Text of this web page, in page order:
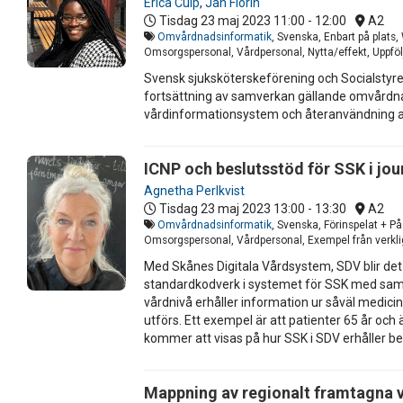
Tisdag 23 maj 2023 11:00 - 12:00 A2
Omvårdnadsinformatik, Svenska, Enbart på
Omsorgspersonal, Vårdpersonal, Nytta/effekt,
Svensk sjuksköterskeförening och
fortsättning av samverkan gällande
vårdinformationsystem och återanvändning
ICNP och beslutsstöd för SSK i
Agnetha Perlkvist
Tisdag 23 maj 2023 13:00 - 13:30 A2
Omvårdnadsinformatik, Svenska, Förinspelat +
Omsorgspersonal, Vårdpersonal, Exempel från
Med Skånes Digitala Vårdsystem, SDV blir
standardkodverk i systemet för SSK med
vårdnivå erhåller information ur såväl
utförs. Ett exempel är att patienter 65 år och
kommer att visas på hur SSK i SDV erhåller
Mappning av regionalt framtagna